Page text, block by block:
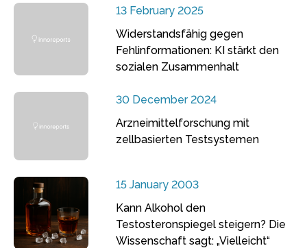
13 February 2025
Widerstandsfähig gegen
Fehlinformationen: KI stärkt den
sozialen Zusammenhalt
30 December 2024
Arzneimittelforschung mit
zellbasierten Testsystemen
15 January 2003
Kann Alkohol den
Testosteronspiegel steigern? Die
Wissenschaft sagt: „Vielleicht“